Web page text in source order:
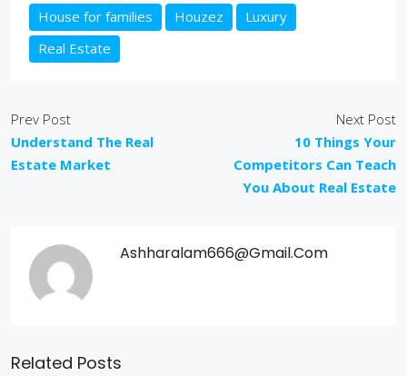
House for families
Houzez
Luxury
Real Estate
Prev Post
Understand The Real
Estate Market
Next Post
10 Things Your
Competitors Can Teach
You About Real Estate
Ashharalam666@gmail.com
Related Posts